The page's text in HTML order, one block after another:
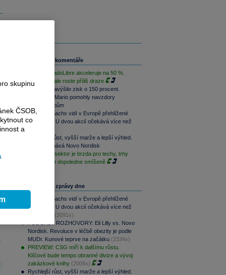
Související komentáře
Růst MercadoLibre akceleruje na 50 %.
Podle trhu ale roste příliš draze
Nintendo navýšilo zisk o 150 procent.
Switch 2 a Mario pomohly navzdory
dražším čipům
Goldman Sachs vidí v Evropě přehlížené
příležitosti. U dvou akcií očekává více než
Rychlejší růst, vyšší marže a lepší výhled.
Lilly překonává Novo Nordisk
Paměťový sektor je brzda pro techy, trhy
jsou na tom dopoledne smíšeně
Nejčtenější zprávy dne
Goldman Sachs vidí v Evropě přehlížené
příležitosti. U dvou akcií očekává více než
(3091x)
PODCAST ROZHOVORY: Eli Lilly vs. Novo
Nordisk. Revoluce v léčbě obezity je podle
MUDr. Kunové teprve na začátku (2334x)
PREVIEW: CSG míří k dalšímu růstu.
Klíčové bude tempo obranné divize a vývoj
zakázkové knihy (2008x)
Rychlejší růst, vyšší marže a lepší výhled.
skupinu
ČSOB,
co
a